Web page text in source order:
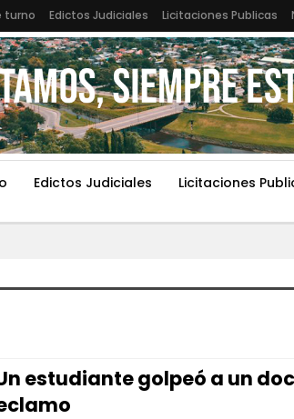
turno Edictos Judiciales Licitaciones Publicas
Edictos Judiciales Licitaciones
estudiante golpeó a un